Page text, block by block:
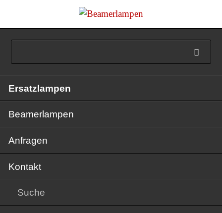
überspringen
Ersatzlampen
Beamerlampen
Anfragen
Kontakt
Suche